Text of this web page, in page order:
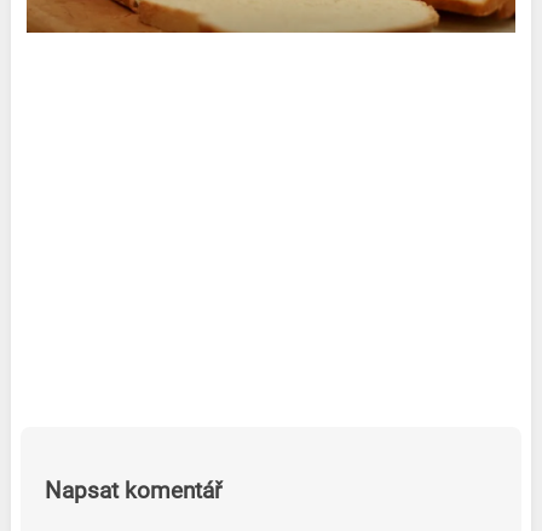
Napsat komentář